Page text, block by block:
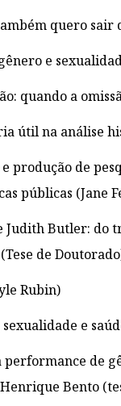
quero sair
e
quando a
útil na análise
produção de
públicas (Jane
Judith Butler: do
de
Rubin)
e
performance de
Bento